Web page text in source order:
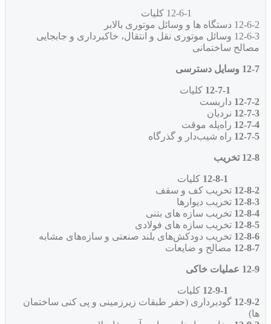
12-6-2 دستگاه ها و وسائل موتوری بالابر
12-6-3 وسائل موتوری نقل و انتقال، خاکبرداری و جابجایی
مصالح ساختمانی
12-7 وسایل دسترسی
12-7-1 کلیات
12-7-2 داربست
12-7-3 نردبان
12-7-4 راه‌پله‌ موقت
12-7-5 راه شیب‌دار و گذرگاه
12-8 تخریب
12-8-1 کلیات
12-8-2 تخریب‌ کف و سقف
12-8-3 تخریب‌ دیوارها
12-8-4 تخریب سازه های بتنی
12-8-5 تخریب سازه های فولادی
12-8-6 تخریب دودکش‌های بلند صنعتی و سازه‌های مشابه
12-8-7 مصالح و ضایعات
12-9 عملیات خاکی
12-9-1 کلیات
12-9-2 گودبرداری (حفر طبقات زیرزمینی و پی کنی ساختمان
ها)